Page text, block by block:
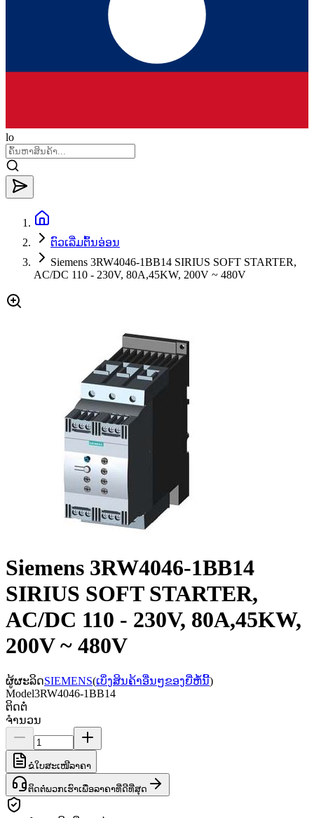
lo
ຕົວເລີ່ມຕົ້ນອ່ອນ
Siemens 3RW4046-1BB14 SIRIUS SOFT STARTER,
AC/DC 110 - 230V, 80A,45KW, 200V ~ 480V
Siemens 3RW4046-1BB14
SIRIUS SOFT STARTER,
AC/DC 110 - 230V, 80A,45KW,
200V ~ 480V
ຜູ້ຜະລິດSIEMENS(ເບິ່ງສິນຄ້າອື່ນໆຂອງຍີ່ຫໍ້ນີ້)
Model3RW4046-1BB14
ຕິດຕໍ່
ຈຳນວນ
ຂໍໃບສະເໜີລາຄາ
ຕິດຕໍ່ພວກເຮົາເພື່ອລາຄາທີ່ດີທີ່ສຸດ